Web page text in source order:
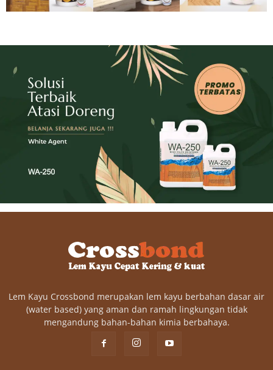
Lem Kayu Crossbond merupakan lem kayu berbahan dasar air
(water based) yang aman dan ramah lingkungan tidak
mengandung bahan-bahan kimia berbahaya.